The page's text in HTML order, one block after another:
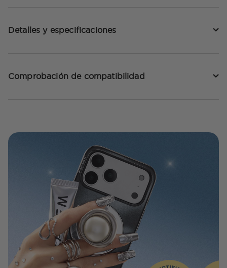
Detalles y especificaciones
Comprobación de compatibilidad